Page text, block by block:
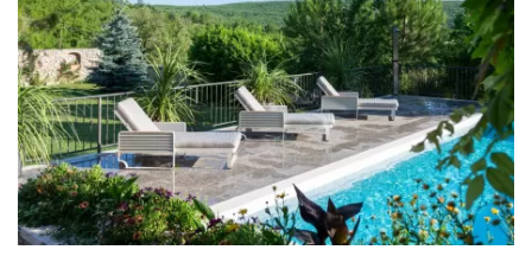
Nachtclub: 4 km
Apotheke: 4 km
Krankenhaus: 20 km
Geschäft: 4 km